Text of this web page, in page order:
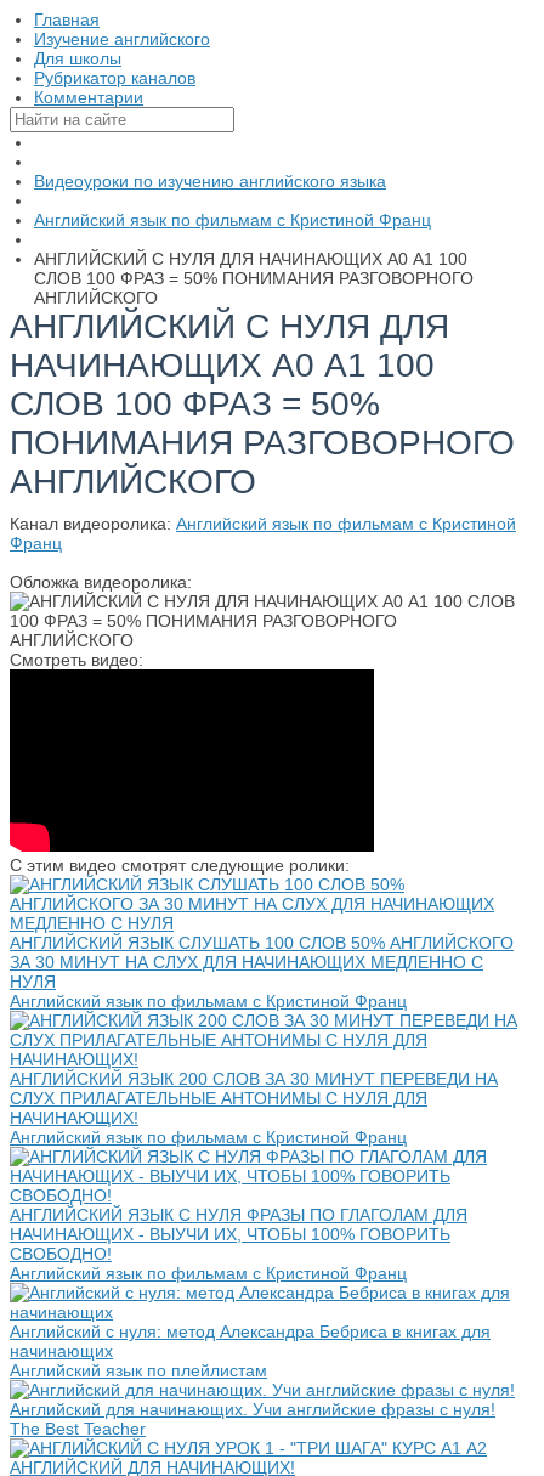
Главная
Изучение английского
Для школы
Рубрикатор каналов
Комментарии
Видеоуроки по изучению английского языка
Английский язык по фильмам с Кристиной Франц
АНГЛИЙСКИЙ С НУЛЯ ДЛЯ НАЧИНАЮЩИХ А0 А1 100
СЛОВ 100 ФРАЗ = 50% ПОНИМАНИЯ РАЗГОВОРНОГО
АНГЛИЙСКОГО
АНГЛИЙСКИЙ С НУЛЯ ДЛЯ
НАЧИНАЮЩИХ А0 А1 100
СЛОВ 100 ФРАЗ = 50%
ПОНИМАНИЯ РАЗГОВОРНОГО
АНГЛИЙСКОГО
Канал видеоролика: Английский язык по фильмам с Кристиной
Франц
Обложка видеоролика:
Смотреть видео:
С этим видео смотрят следующие ролики:
АНГЛИЙСКИЙ ЯЗЫК СЛУШАТЬ 100 СЛОВ 50% АНГЛИЙСКОГО
ЗА 30 МИНУТ НА СЛУХ ДЛЯ НАЧИНАЮЩИХ МЕДЛЕННО С
НУЛЯ
Английский язык по фильмам с Кристиной Франц
АНГЛИЙСКИЙ ЯЗЫК 200 СЛОВ ЗА 30 МИНУТ ПЕРЕВЕДИ НА
СЛУХ ПРИЛАГАТЕЛЬНЫЕ АНТОНИМЫ С НУЛЯ ДЛЯ
НАЧИНАЮЩИХ!
Английский язык по фильмам с Кристиной Франц
АНГЛИЙСКИЙ ЯЗЫК С НУЛЯ ФРАЗЫ ПО ГЛАГОЛАМ ДЛЯ
НАЧИНАЮЩИХ - ВЫУЧИ ИХ, ЧТОБЫ 100% ГОВОРИТЬ
СВОБОДНО!
Английский язык по фильмам с Кристиной Франц
Английский с нуля: метод Александра Бебриса в книгах для
начинающих
Английский язык по плейлистам
Английский для начинающих. Учи английские фразы с нуля!
The Best Teacher